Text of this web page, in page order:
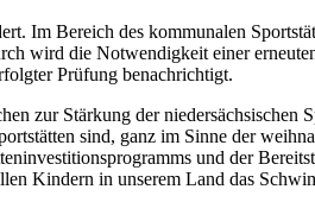
Im Bereich des kommunalen
wird die Notwendigkeit einer
Prüfung benachrichtigt.
zur Stärkung der niedersächsischen
sind, ganz im Sinne der
und der
Kindern in unserem Land das